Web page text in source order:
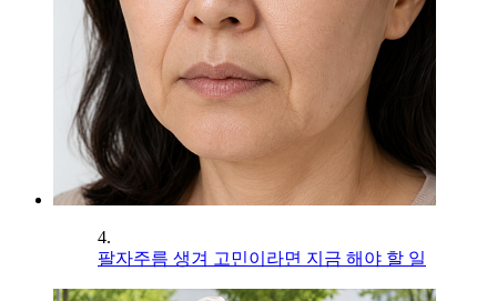
4.
팔자주름 생겨 고민이라면 지금 해야 할 일